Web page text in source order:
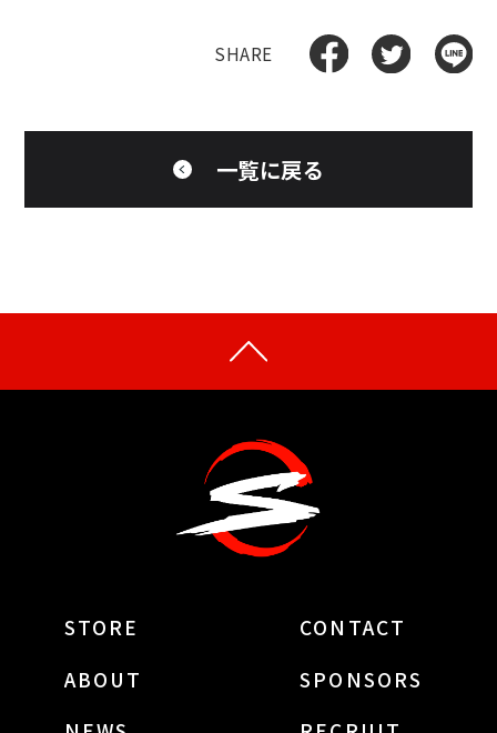
一覧に戻る
STORE
CONTACT
ABOUT
SPONSORS